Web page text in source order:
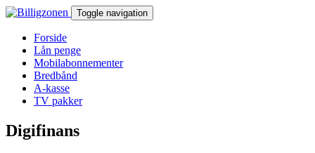
Toggle navigation
Forside
Lån penge
Mobilabonnementer
Bredbånd
A-kasse
TV pakker
Digifinans